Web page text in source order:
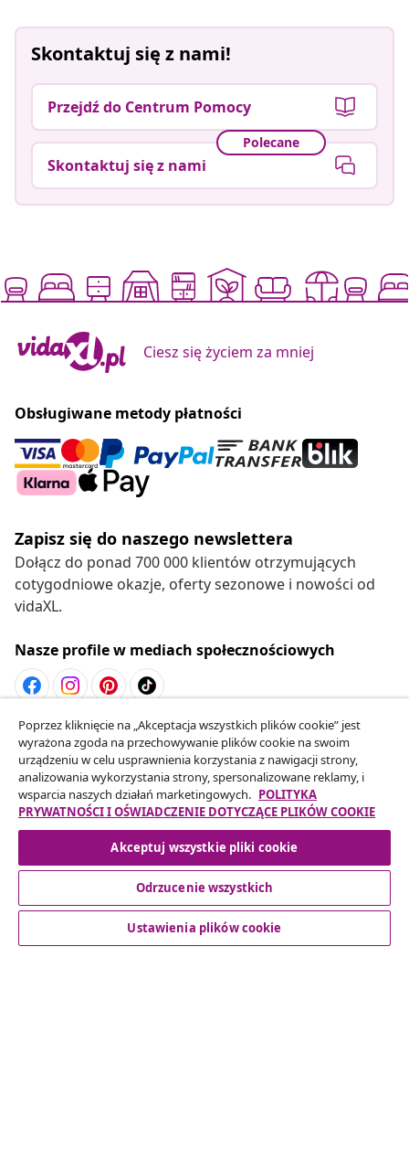
Skontaktuj się z nami!
Przejdź do Centrum Pomocy
Polecane
Skontaktuj się z nami
Ciesz się życiem za mniej
Obsługiwane metody płatności
Zapisz się do naszego newslettera
Dołącz do ponad 700 000 klientów otrzymujących
cotygodniowe okazje, oferty sezonowe i nowości od
vidaXL.
Nasze profile w mediach społecznościowych
Odstąpienie od umowy
Złóż wniosek o odstąpienie od umowy dotyczącej
Twojego zamówienia.
Odstąpienie od umowy
Obsługa Klienta
Poprzez kliknięcie na „Akceptacja wszystkich plików cookie” jest
wyrażona zgoda na przechowywanie plików cookie na swoim
urządzeniu w celu usprawnienia korzystania z nawigacji strony,
analizowania wykorzystania strony, spersonalizowane reklamy, i
wsparcia naszych działań marketingowych. POLITYKA
PRYWATNOŚCI I OŚWIADCZENIE DOTYCZĄCE PLIKÓW COOKIE
Akceptuj wszystkie pliki cookie
Odrzucenie wszystkich
Ustawienia plików cookie